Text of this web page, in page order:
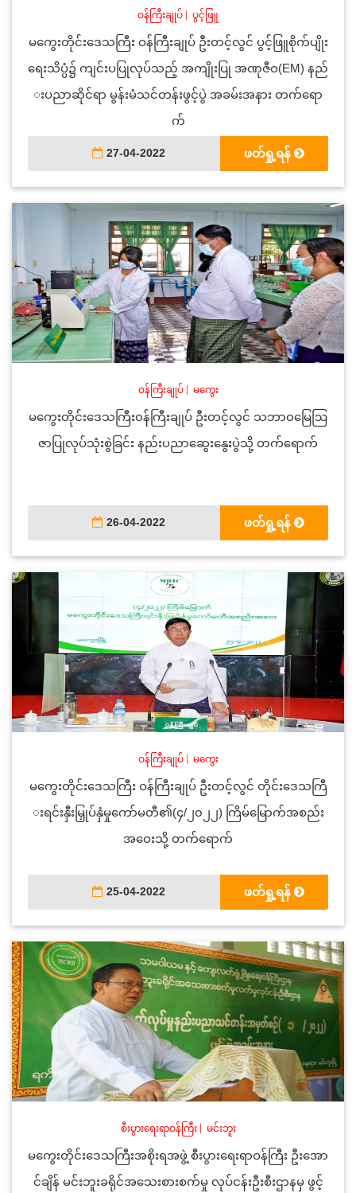
ဝန်ကြီးချုပ် ပွင့်ဖြူ
မကွေးတိုင်းဒေသကြီး ဝန်ကြီးချုပ် ဦးတင့်လွင် ပွင့်ဖြူစိုက်ပျိုး
ရေးသိပ္ပံ၌ ကျင်းပပြုလုပ်သည့် အကျိုးပြု အဏုဇီဝ(EM) နည်
းပညာဆိုင်ရာ မွန်းမံသင်တန်းဖွင့်ပွဲ အခမ်းအနား တက်ရော
က်
27-04-2022 ဖတ်ရှု့ရန်
ဝန်ကြီးချုပ်| မကွေး
မကွေးတိုင်းဒေသကြီး၀န်ကြီးချုပ် ဦးတင့်လွင် သဘာ၀မြေဩ
ဇာပြုလုပ်သုံးစွဲခြင်း နည်းပညာဆွေးနွေးပွဲသို့ တက်ရောက်
26-04-2022 ဖတ်ရှု့ရန်
ဝန်ကြီးချုပ်| မကွေး
မကွေးတိုင်းဒေသကြီး ဝန်ကြီးချုပ် ဦးတင့်လွင် တိုင်းဒေသကြီ
းရင်းနှီးမြှုပ်နှံမှုကော်မတီ၏(၄/၂၀၂၂) ကြိမ်မြောက်အစည်း
အဝေးသို့ တက်ရောက်
25-04-2022 ဖတ်ရှု့ရန်
စီးပွားရေးရာဝန်ကြီး| မင်းဘူး
မကွေးတိုင်းဒေသကြီးအစိုးရအဖွဲ့ စီးပွားရေးရာဝန်ကြီး ဦးအော
င်ချိန် မင်းဘူးခရိုင်အသေးစားစက်မှု လုပ်ငန်းဦးစီးဌာနမှ ဖွင့်